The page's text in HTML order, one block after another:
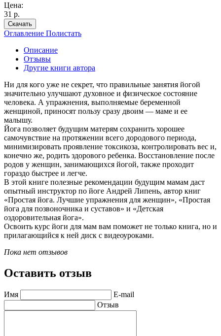
Цена:
31 р.
Скачать
Оглавление Полистать
Описание
Отзывы
Другие книги автора
Ни для кого уже не секрет, что правильные занятия йогой
значительно улучшают духовное и физическое состояние
человека. А упражнения, выполняемые беременной
женщиной, приносят пользу сразу двоим — маме и ее
малышу.
Йога позволяет будущим матерям сохранить хорошее
самочувствие на протяжении всего дородового периода,
минимизировать проявление токсикоза, контролировать вес и,
конечно же, родить здорового ребенка. Восстановление после
родов у женщин, занимающихся йогой, также проходит
гораздо быстрее и легче.
В этой книге полезные рекомендации будущим мамам даст
опытный инструктор по йоге Андрей Липень, автор книг
«Простая йога. Лучшие упражнения для женщин», «Простая
йога для позвоночника и суставов» и «Детская
оздоровительная йога».
Освоить курс йоги для мам вам поможет не только книга, но и
прилагающийся к ней диск с видеоуроками.
Пока нет отзывов
Оставить отзыв
Имя
E-mail
Отзыв